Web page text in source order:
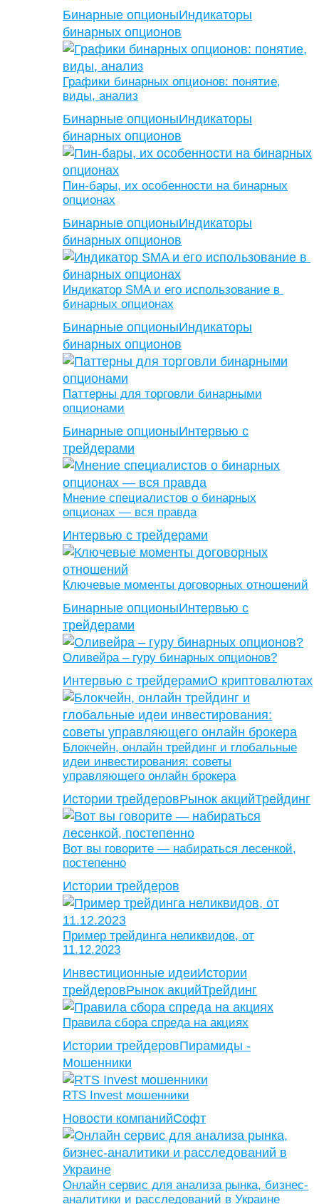
Бинарные опционыИндикаторы
бинарных опционов
Графики бинарных опционов: понятие,
виды, анализ
Бинарные опционыИндикаторы
бинарных опционов
Пин-бары, их особенности на бинарных
опционах
Бинарные опционыИндикаторы
бинарных опционов
Индикатор SMA и его использование в
бинарных опционах
Бинарные опционыИндикаторы
бинарных опционов
Паттерны для торговли бинарными
опционами
Бинарные опционыИнтервью с
трейдерами
Мнение специалистов о бинарных
опционах — вся правда
Интервью с трейдерами
Ключевые моменты договорных отношений
Бинарные опционыИнтервью с
трейдерами
Оливейра – гуру бинарных опционов?
Интервью с трейдерамиО криптовалютах
Блокчейн, онлайн трейдинг и глобальные
идеи инвестирования: советы
управляющего онлайн брокера
Истории трейдеровРынок акцийТрейдинг
Вот вы говорите — набираться лесенкой,
постепенно
Истории трейдеров
Пример трейдинга неликвидов, от
11.12.2023
Инвестиционные идеиИстории
трейдеровРынок акцийТрейдинг
Правила сбора спреда на акциях
Истории трейдеровПирамиды -
Мошенники
RTS Invest мошенники
Новости компанийСофт
Онлайн сервис для анализа рынка, бизнес-
аналитики и расследований в Украине